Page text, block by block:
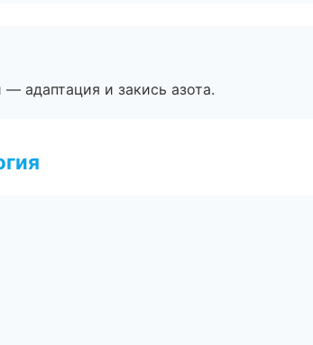
адаптация и закись азота.